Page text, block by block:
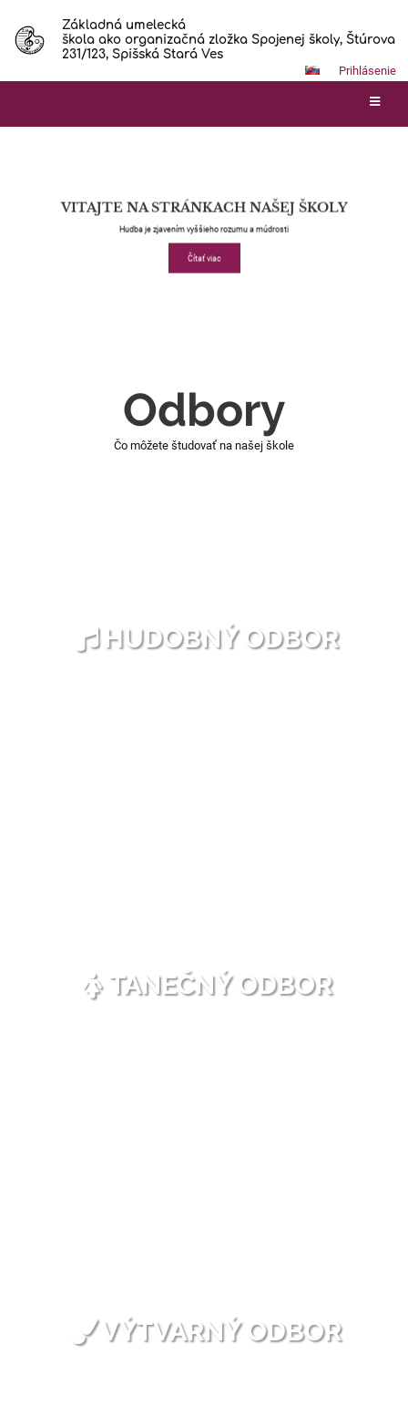
Základná umelecká
škola ako organizačná zložka Spojenej školy, Štúrova
231/123, Spišská Stará Ves
Prihlásenie
VITAJTE NA STRÁNKACH NAŠEJ ŠKOLY
Hudba je zjavením vyššieho rozumu a múdrosti
Čítať viac
Odbory
Čo môžete študovať na našej škole
HUDOBNÝ ODBOR
TANEČNÝ ODBOR
VÝTVARNÝ ODBOR